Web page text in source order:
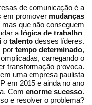
de comunicação é a
em promover mudanças
que não conseguem
a lógica de trabalho.
o talento desses líderes.
, por tempo determinado,
carregando o
transformação provoca.
uma empresa paulista
em 2015 e ainda no ano
Com enorme sucesso.
e resolver o problema?